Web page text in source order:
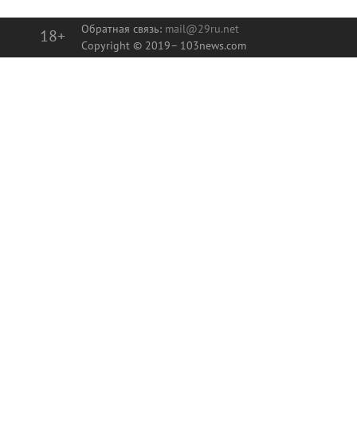
18+ Обратная связь: mail@29ru.net
Copyright © 2019– 103news.com